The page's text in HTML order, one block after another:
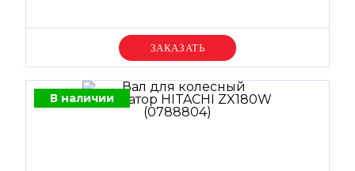
Уточняйте цену
В наличии